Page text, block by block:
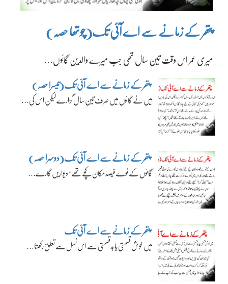
پتھر کے زمانے سے اے آئی تک(چوتھا حصہ)
میری عمر اس وقت تین سال تھی جب میرے والدین گائوں…
پتھر کے زمانے سے اے آئی تک(تیسرا حصہ)
میں نے گائوں میں صرف تین سال گزارے لیکن اس کی…
پتھر کے زمانے سے اے آئی تک(دوسرا حصہ)
گائوں کے نوے فیصد مکان کچے تھے‘ دیواریں گارے…
پتھر کے زمانے سے اے آئی تک
میں خوش قسمتی یا بدقسمتی سے اس نسل سے تعلق رکھتا…